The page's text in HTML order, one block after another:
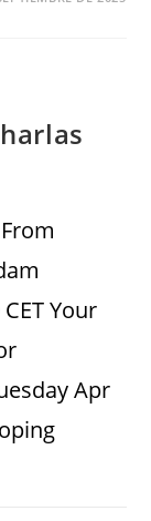
Your
Apr